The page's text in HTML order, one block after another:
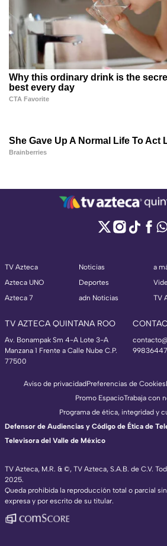
TV Azteca
Azteca UNO
Azteca 7
Noticias
Deportes
adn Noticias
a
TV
TV AZTECA QUINTANA ROO
Av. Bonampak Sm 4-A Lote 3-A
Manzana 1 Frente a Calle Nube C.P.
77500
TV Azteca, M.R. & ©, TV Azteca, S.A.B. de C.V.
2025.
Queda prohibida la reproducción total o parcial
expresa y por escrito de su titular.
Aviso de privacidadPreferencias de Cookies
Promo EspacioTrabaja con
Programa de ética, integridad y
Defensor de Audiencias y Código de Ética de
Televisora del Valle de México